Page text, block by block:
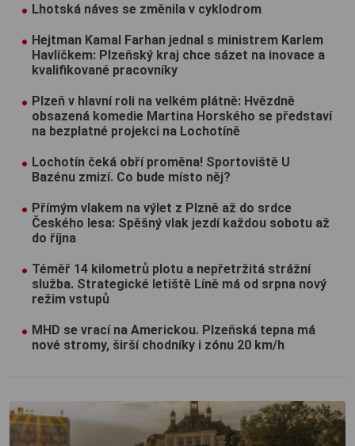
Lhotská náves se změnila v cyklodrom
Hejtman Kamal Farhan jednal s ministrem Karlem
Havlíčkem: Plzeňský kraj chce sázet na inovace a
kvalifikované pracovníky
Plzeň v hlavní roli na velkém plátně: Hvězdně
obsazená komedie Martina Horského se představí
na bezplatné projekci na Lochotíně
Lochotín čeká obří proměna! Sportoviště U
Bazénu zmizí. Co bude místo něj?
Přímým vlakem na výlet z Plzně až do srdce
Českého lesa: Spěšný vlak jezdí každou sobotu až
do října
Téměř 14 kilometrů plotu a nepřetržitá strážní
služba. Strategické letiště Líně má od srpna nový
režim vstupů
MHD se vrací na Americkou. Plzeňská tepna má
nové stromy, širší chodníky i zónu 20 km/h